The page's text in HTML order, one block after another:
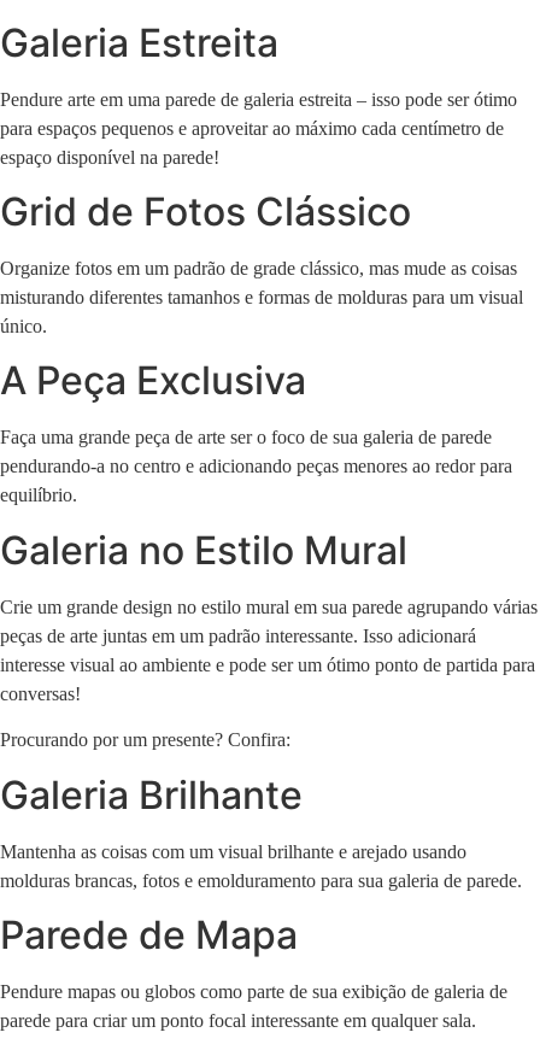
Galeria Estreita
Pendure arte em uma parede de galeria estreita – isso pode ser ótimo
para espaços pequenos e aproveitar ao máximo cada centímetro de
espaço disponível na parede!
Grid de Fotos Clássico
Organize fotos em um padrão de grade clássico, mas mude as coisas
misturando diferentes tamanhos e formas de molduras para um visual
único.
A Peça Exclusiva
Faça uma grande peça de arte ser o foco de sua galeria de parede
pendurando-a no centro e adicionando peças menores ao redor para
equilíbrio.
Galeria no Estilo Mural
Crie um grande design no estilo mural em sua parede agrupando várias
peças de arte juntas em um padrão interessante. Isso adicionará
interesse visual ao ambiente e pode ser um ótimo ponto de partida para
conversas!
Procurando por um presente? Confira:
Galeria Brilhante
Mantenha as coisas com um visual brilhante e arejado usando
molduras brancas, fotos e emolduramento para sua galeria de parede.
Parede de Mapa
Pendure mapas ou globos como parte de sua exibição de galeria de
parede para criar um ponto focal interessante em qualquer sala.